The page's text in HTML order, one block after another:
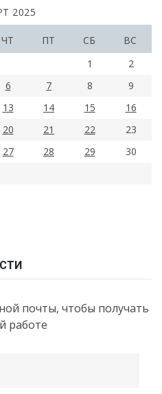
2025
ЧТ ПТ СБ
ВС
1
2
6 7 8
9
13 14 15
16
20 21 22
23
27 28 29
30
почты, чтобы получать
работе